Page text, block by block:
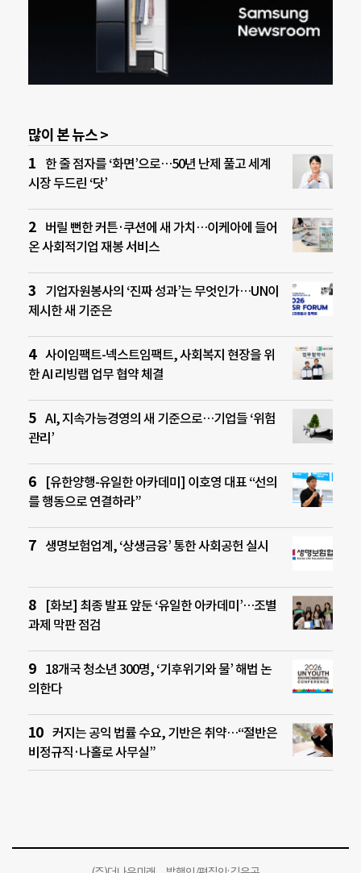
많이 본 뉴스 >
한 줄 점자를 ‘화면’으로…50년 난제 풀고 세계
시장 두드린 ‘닷’
버릴 뻔한 커튼·쿠션에 새 가치…이케아에 들어
온 사회적기업 재봉 서비스
기업자원봉사의 ‘진짜 성과’는 무엇인가…UN이
제시한 새 기준은
사이임팩트-넥스트임팩트, 사회복지 현장을 위
한 AI 리빙랩 업무 협약 체결
AI, 지속가능경영의 새 기준으로…기업들 ‘위험
관리’
[유한양행-유일한 아카데미] 이호영 대표 “선의
를 행동으로 연결하라”
생명보험업계, ‘상생금융’ 통한 사회공헌 실시
[화보] 최종 발표 앞둔 ‘유일한 아카데미’…조별
과제 막판 점검
18개국 청소년 300명, ‘기후위기와 물’ 해법 논
의한다
커지는 공익 법률 수요, 기반은 취약…“절반은
비정규직·나홀로 사무실”